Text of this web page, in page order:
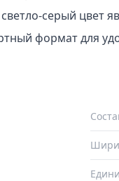
светло-серый цвет
формат для